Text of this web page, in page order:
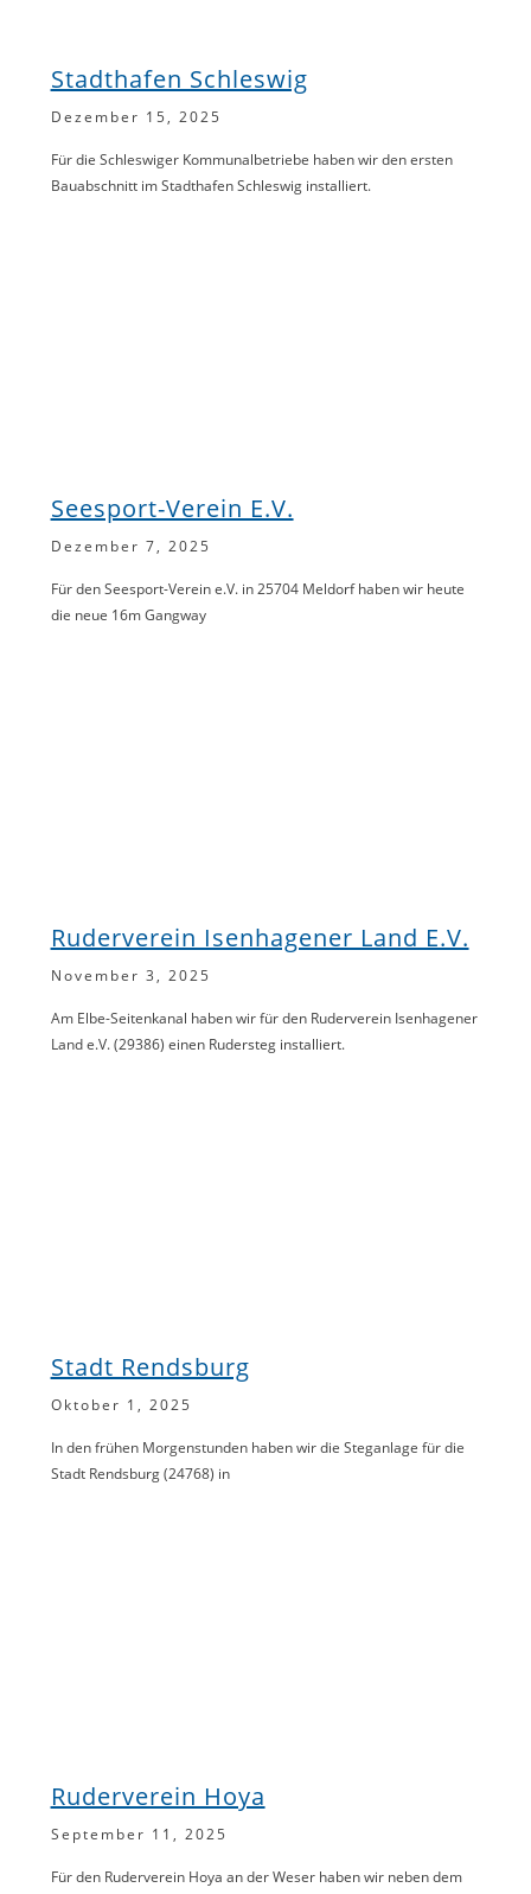
Stadthafen Schleswig
Dezember 15, 2025
Für die Schleswiger Kommunalbetriebe haben wir den ersten
Bauabschnitt im Stadthafen Schleswig installiert.
Seesport-Verein E.V.
Dezember 7, 2025
Für den Seesport-Verein e.V. in 25704 Meldorf haben wir heute
die neue 16m Gangway
Ruderverein Isenhagener Land E.V.
November 3, 2025
Am Elbe-Seitenkanal haben wir für den Ruderverein Isenhagener
Land e.V. (29386) einen Rudersteg installiert.
Stadt Rendsburg
Oktober 1, 2025
In den frühen Morgenstunden haben wir die Steganlage für die
Stadt Rendsburg (24768) in
Ruderverein Hoya
September 11, 2025
Für den Ruderverein Hoya an der Weser haben wir neben dem